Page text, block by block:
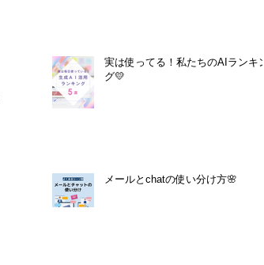
実は使ってる！私たちのAIランキン
グ💛
メールとchatの使い分け方🌸